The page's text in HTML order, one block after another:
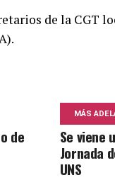
de la CGT
MÁS
Se viene
Jornada
UNS
de